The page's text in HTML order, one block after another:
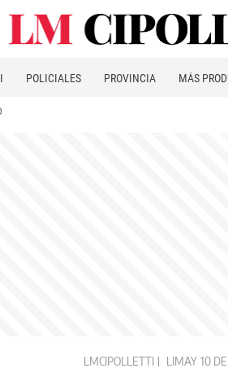
POLICIALES PROVINCIA MÁS
LMCIPOLLETTI LIMAY 10